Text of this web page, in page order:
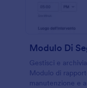
Modulo Di
Gestisci e
Modulo di
manutenzione e